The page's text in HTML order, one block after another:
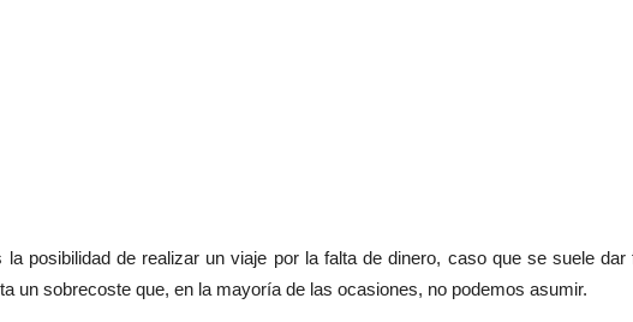
posibilidad de realizar un viaje por la falta de dinero, caso que se suele
un sobrecoste que, en la mayoría de las ocasiones, no podemos asumir.